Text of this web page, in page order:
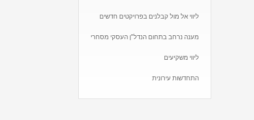
ליווי אל מול קבלנים בפרויקטים חדשים
מענה נרחב בתחום הנדל”ן העסקי מסחרי
ליווי משקיעים
התחדשות עירונית